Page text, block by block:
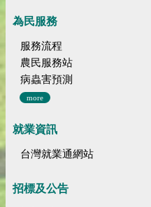
為民服務
服務流程
農民服務站
病蟲害預測
more
就業資訊
台灣就業通網站
招標及公告